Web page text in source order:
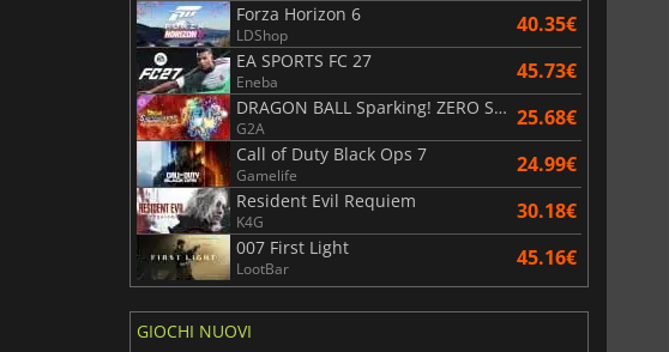
Forza Horizon 6
LDShop 40.35€
EA SPORTS FC 27
Eneba 45.73€
DRAGON BALL Sparking! ZERO Super Limit Breaking NEO
G2A 25.68€
Call of Duty Black Ops 7
Gamelife 24.99€
Resident Evil Requiem
K4G 30.18€
007 First Light
LootBar 45.16€
GIOCHI NUOVI